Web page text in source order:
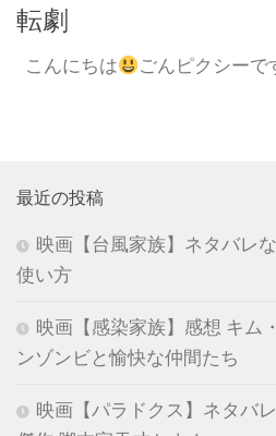
転劇
こんにちは ごんピクシーで
最近の投稿
映画【台風家族】ネタバレ
使い方
映画【感染家族】感想 キ
ンゾンビと愉快な仲間たち
映画【パラドクス】ネタバ